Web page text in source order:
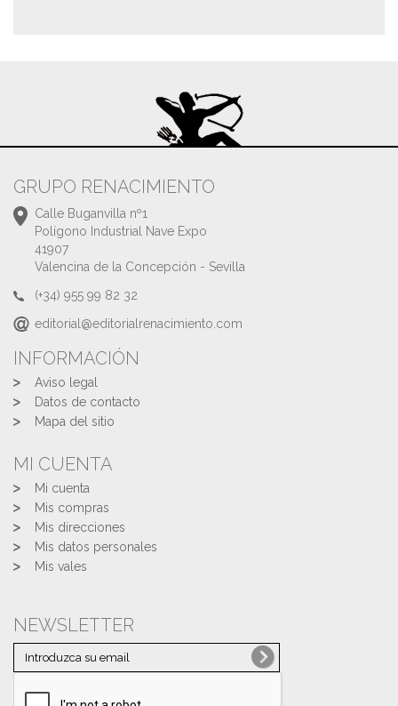
GRUPO RENACIMIENTO
Calle Buganvilla nº1
Polígono Industrial Nave Expo
41907
Valencina de la Concepción - Sevilla
(+34) 955 99 82 32
editorial@editorialrenacimiento.com
INFORMACIÓN
Aviso legal
Datos de contacto
Mapa del sitio
MI CUENTA
Mi cuenta
Mis compras
Mis direcciones
Mis datos personales
Mis vales
NEWSLETTER